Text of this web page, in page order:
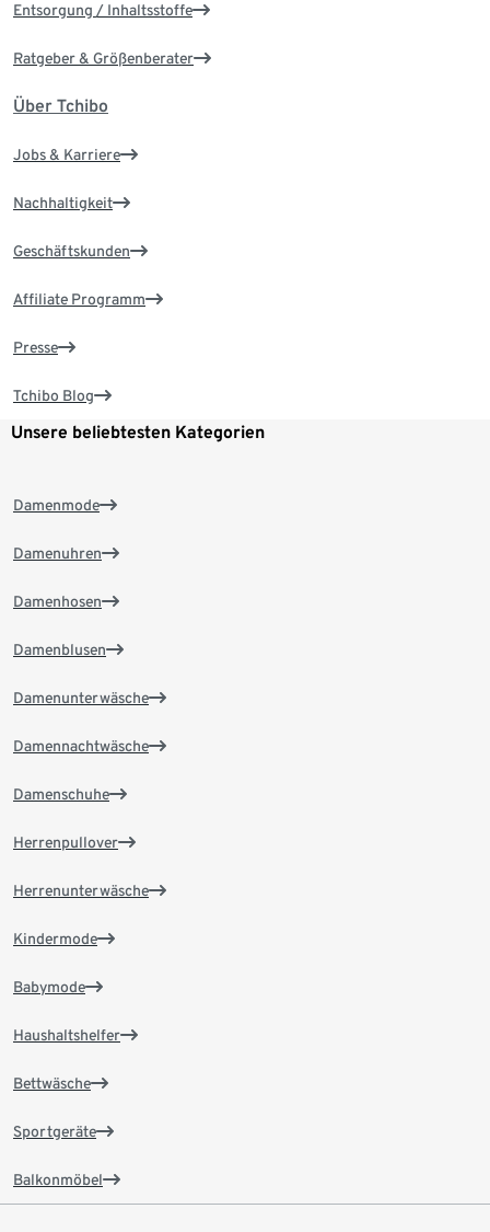
Entsorgung / Inhaltsstoffe
Ratgeber & Größenberater
Über Tchibo
Jobs & Karriere
Nachhaltigkeit
Geschäftskunden
Affiliate Programm
Presse
Tchibo Blog
Unsere beliebtesten Kategorien
Damenmode
Damenuhren
Damenhosen
Damenblusen
Damenunterwäsche
Damennachtwäsche
Damenschuhe
Herrenpullover
Herrenunterwäsche
Kindermode
Babymode
Haushaltshelfer
Bettwäsche
Sportgeräte
Balkonmöbel